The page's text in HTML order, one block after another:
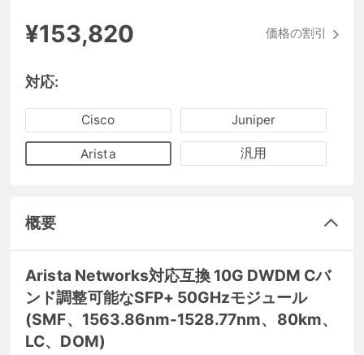
¥153,820 価格の割引
対応:
Cisco Juniper
Arista 汎用
概要
Arista Networks対応互換 10G DWDM Cバ
ンド調整可能なSFP+ 50GHzモジュール
(SMF、1563.86nm-1528.77nm、80km、
LC、DOM)